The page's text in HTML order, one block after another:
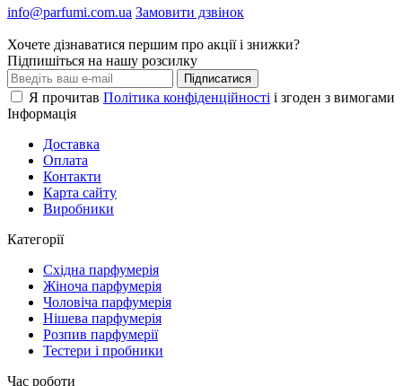
info@parfumi.com.ua Замовити дзвінок
Хочете дізнаватися першим про акції і знижки?
Підпишіться на нашу розсилку
Підписатися
Я прочитав Політика конфіденційності і згоден з вимогами
Інформація
Доставка
Оплата
Контакти
Карта сайту
Виробники
Категорії
Східна парфумерія
Жіноча парфумерія
Чоловіча парфумерія
Нішева парфумерія
Розпив парфумерії
Тестери і пробники
Час роботи